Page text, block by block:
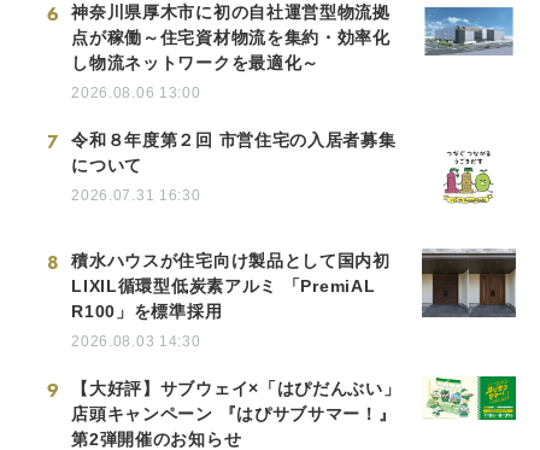
6
神奈川県厚木市に初の自社運営型物流拠
点が稼働～住宅資材物流を集約・効率化
し物流ネットワークを最適化～
2026.08.06 13:00
7
令和８年度第２回 市営住宅の入居者募集
について
2026.07.31 16:30
8
積水ハウスが住宅向け製品として国内初
LIXIL循環型低炭素アルミ 「PremiAL
R100」を標準採用
2026.08.03 14:30
9
【大好評】サブウェイ×「はぴだんぶい」
店頭キャンペーン 『はぴサブサマー！』
第2弾開催のお知らせ